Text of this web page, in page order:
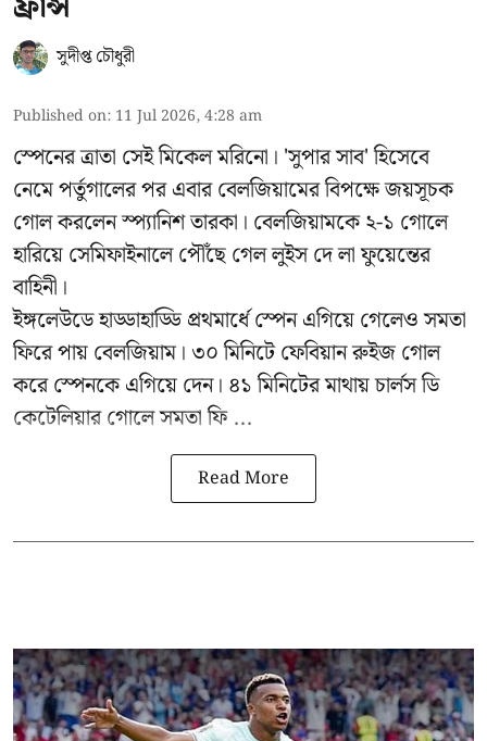
সুদীপ্ত চৌধুরী
Published on: 11 Jul 2026, 4:28 am
স্পেনের ত্রাতা সেই মিকেল মরিনো। 'সুপার সাব' হিসেবে
নেমে পর্তুগালের পর এবার বেলজিয়ামের বিপক্ষে জয়সূচক
গোল করলেন স্প্যানিশ তারকা। বেলজিয়ামকে ২-১ গোলে
হারিয়ে সেমিফাইনালে পৌঁছে গেল লুইস দে লা ফুয়েন্তের
বাহিনী।
ইঙ্গলেউডে হাড্ডাহাড্ডি প্রথমার্ধে স্পেন এগিয়ে গেলেও সমতা
ফিরে পায় বেলজিয়াম। ৩০ মিনিটে ফেবিয়ান রুইজ গোল
করে স্পেনকে এগিয়ে দেন। ৪১ মিনিটের মাথায় চার্লস ডি
কেটেলিয়ার গোলে সমতা ফি ...
Read More